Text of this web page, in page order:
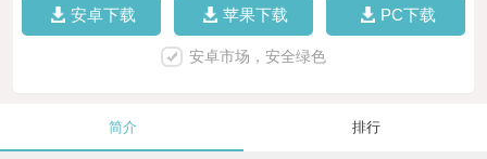
安卓下载 苹果下载 PC下载
安卓市场，安全绿色
简介 排行